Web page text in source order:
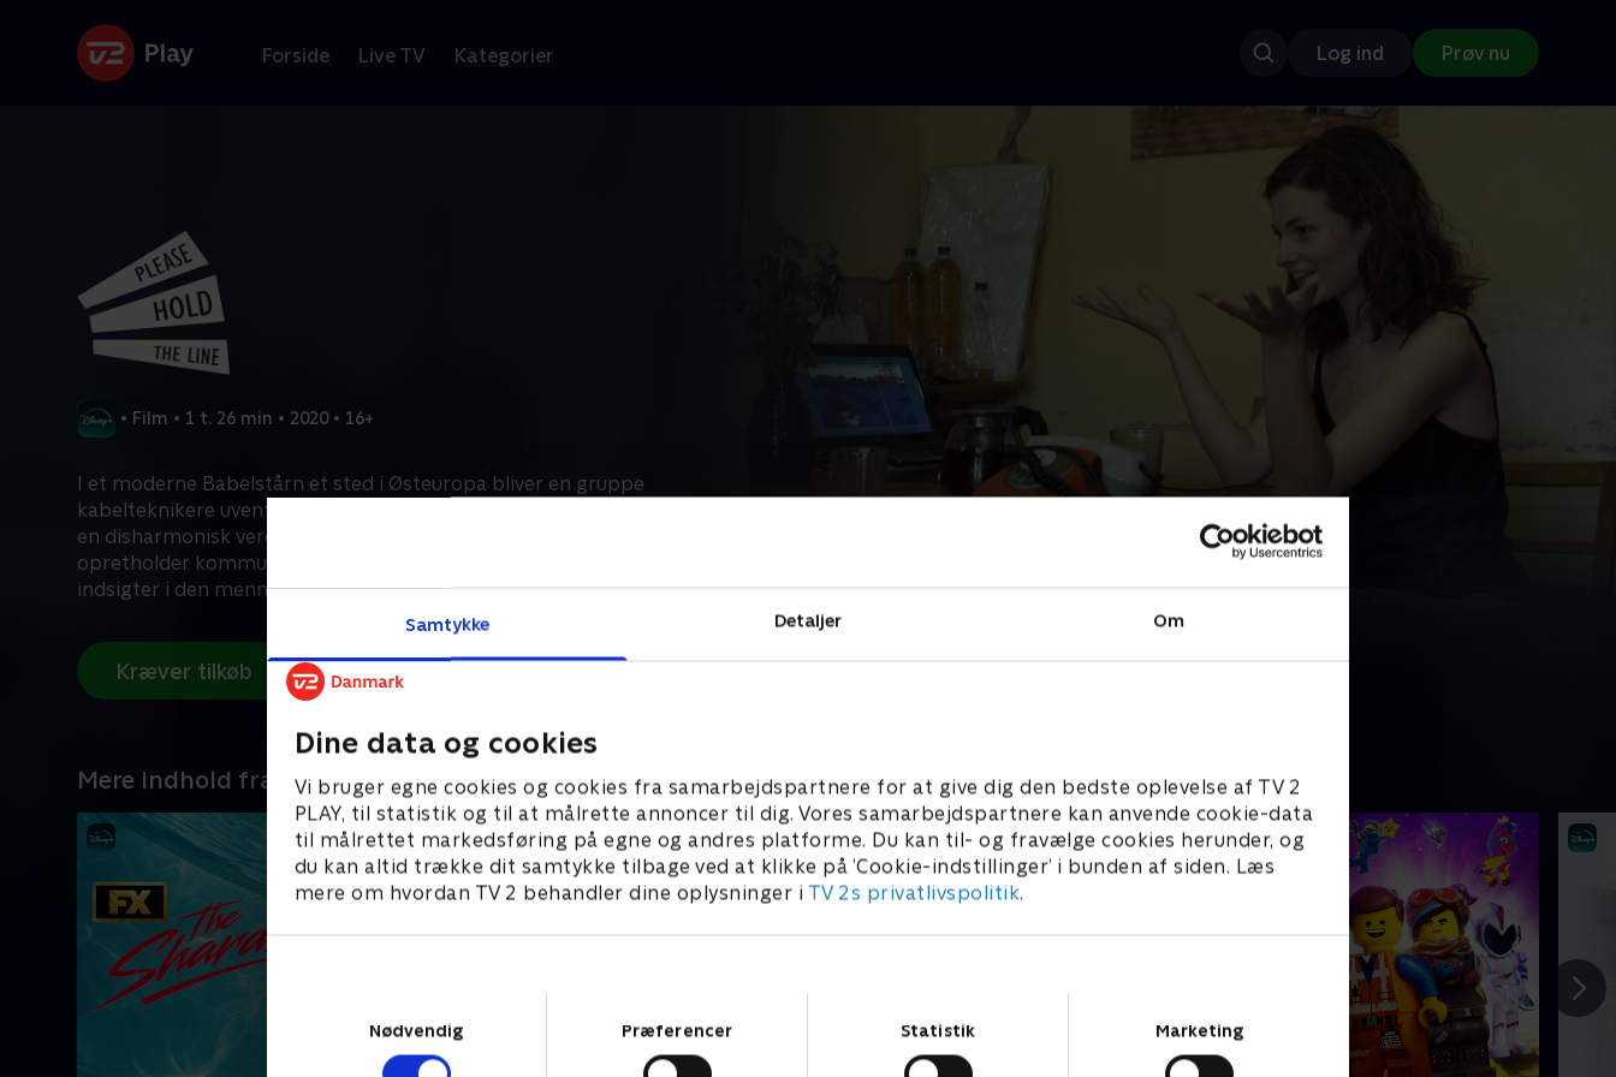
Samtykke Detaljer Om
Dine data og cookies
Vi bruger egne cookies og cookies fra samarbejdspartnere for at give dig den bedste oplevelse af TV 2
PLAY, til statistik og til at målrette annoncer til dig. Vores samarbejdspartnere kan anvende cookie-data
til målrettet markedsføring på egne og andres platforme. Du kan til- og fravælge cookies herunder, og
du kan altid trække dit samtykke tilbage ved at klikke på ’Cookie-indstillinger’ i bunden af siden. Læs
mere om hvordan TV 2 behandler dine oplysninger i TV 2s privatlivspolitik.
Nødvendig
Præferencer Statistik Marketing
Forside Live TV Kategorier Log ind Prøv nu
• Film • 1 t. 26 min • 2020 • 16+
I et moderne Babelstårn et sted i Østeuropa bliver en gruppe
kabelteknikere uventede filosoffer. Med tør humor forbinder de
en disharmonisk verden, mens de navigerer i kaos og
opretholder kommunikationslinjen – og leverer skarpe, vittige
indsigter i den menneskelige tilstand.
Kræver tilkøb
Mere indhold fra Disney+